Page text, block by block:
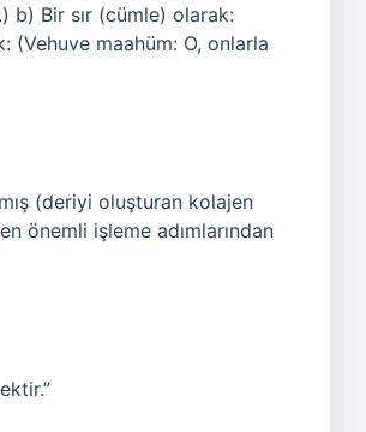
b) Bir sır (cümle) olarak:
(Vehuve maahüm: O, onlarla
(deriyi oluşturan kolajen
önemli işleme adımlarından